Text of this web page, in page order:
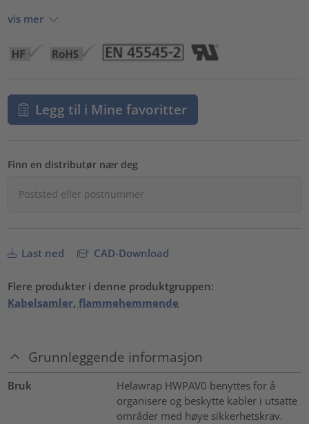
vis mer
Legg til i Mine favoritter
Finn en distributør nær deg
Last ned CAD-Download
Flere produkter i denne produktgruppen:
Kabelsamler, flammehemmende
Grunnleggende informasjon
Bruk
Helawrap HWPAV0 benyttes for å
organisere og beskytte kabler i utsatte
områder med høye sikkerhetskrav.